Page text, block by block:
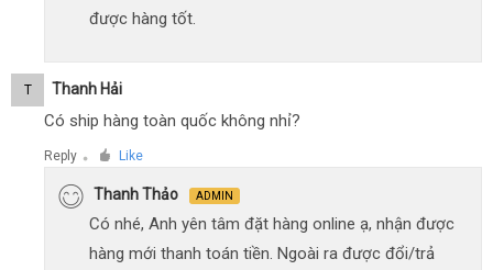
được hàng tốt.
T Thanh Hải
Có ship hàng toàn quốc không nhỉ?
Reply ● Like
Thanh Thảo ADMIN
Có nhé, Anh yên tâm đặt hàng online ạ, nhận được
hàng mới thanh toán tiền. Ngoài ra được đổi/trả